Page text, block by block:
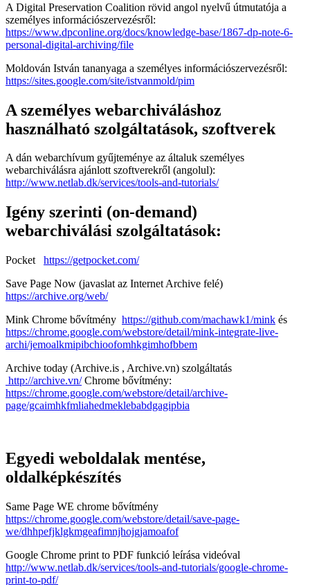
A Digital Preservation Coalition rövid angol nyelvű útmutatója a
személyes információszervezésről:
https://www.dpconline.org/docs/knowledge-base/1867-dp-note-6-
personal-digital-archiving/file
Moldován István tananyaga a személyes információszervezésről:
https://sites.google.com/site/istvanmold/pim
A személyes webarchiváláshoz
használható szolgáltatások, szoftverek
A dán webarchívum gyűjteménye az általuk személyes
webarchiválásra ajánlott szoftverekről (angolul):
http://www.netlab.dk/services/tools-and-tutorials/
Igény szerinti (on-demand)
webarchiválási szolgáltatások:
Pocket https://getpocket.com/
Save Page Now (javaslat az Internet Archive felé)
https://archive.org/web/
Mink Chrome bővítmény https://github.com/machawk1/mink és
https://chrome.google.com/webstore/detail/mink-integrate-live-
archi/jemoalkmipibchioofomhkgimhofbbem
Archive today (Archive.is , Archive.vn) szolgáltatás
http://archive.vn/Chrome bővítmény:
https://chrome.google.com/webstore/detail/archive-
page/gcaimhkfmliahedmeklebabdgagipbia
Egyedi weboldalak mentése,
oldalképkészítés
Same Page WE chrome bővítmény
https://chrome.google.com/webstore/detail/save-page-
we/dhhpefjklgkmgeafimnjhojgjamoafof
Google Chrome print to PDF funkció leírása videóval
http://www.netlab.dk/services/tools-and-tutorials/google-chrome-
print-to-pdf/